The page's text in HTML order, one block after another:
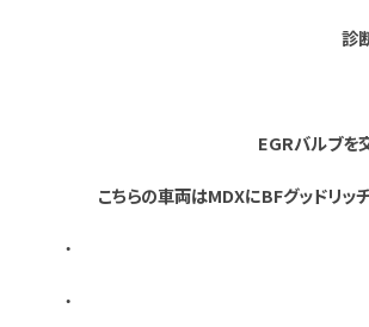
診
EGRバルブを
こちらの車両はMDXにBFグッドリッ
・
・